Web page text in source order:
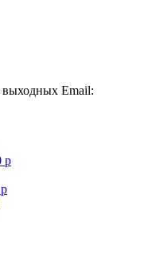
выходных Email:
р